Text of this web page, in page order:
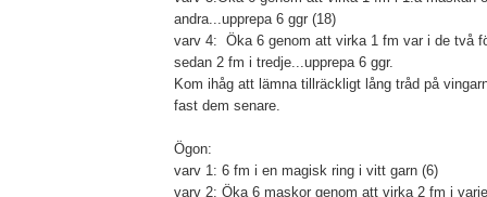
andra...upprepa 6 ggr (18)
varv 4: Öka 6 genom att virka 1 fm var i de två
sedan 2 fm i tredje...upprepa 6 ggr.
Kom ihåg att lämna tillräckligt lång tråd på
fast dem senare.
Ögon:
varv 1: 6 fm i en magisk ring i vitt garn (6)
varv 2: Öka 6 maskor genom att virka 2 fm i